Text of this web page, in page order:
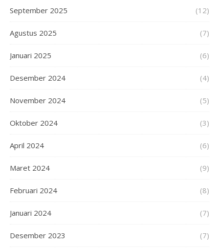
September 2025 (12)
Agustus 2025 (7)
Januari 2025 (6)
Desember 2024 (4)
November 2024 (5)
Oktober 2024 (3)
April 2024 (6)
Maret 2024 (9)
Februari 2024 (8)
Januari 2024 (7)
Desember 2023 (7)